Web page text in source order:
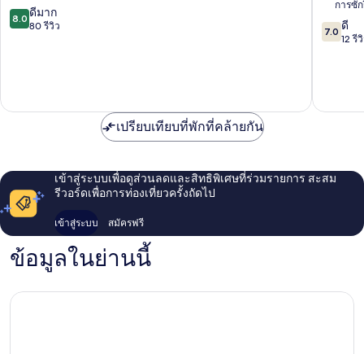
8.0
จาก
8.0 ดีมาก
80 รีวิว
การซั
7.0
จาก
7.0 ดี
12 รี
เปรียบเทียบที่พักที่คล้ายกัน
เข้าสู่ระบบเพื่อดูส่วนลดและสิทธิพิเศษที่ร่วมรายการ สะสม
รีวอร์ดเพื่อการท่องเที่ยวครั้งถัดไป
เข้าสู่ระบบ สมัครฟรี
ข้อมูลในย่านนี้